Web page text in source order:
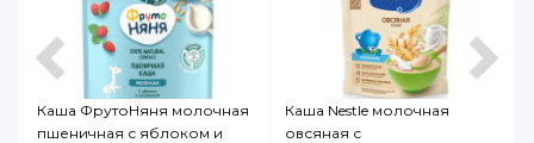
Каша ФрутоНяня молочная
пшеничная с яблоком и
Каша Nestle молочная
овсяная с